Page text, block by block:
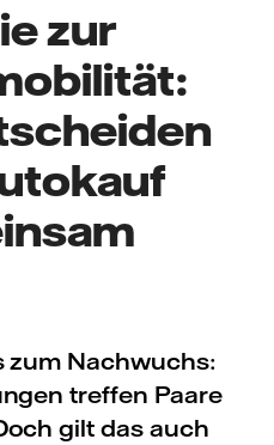
zur
zum Nachwuchs:
treffen Paare
gilt das auch